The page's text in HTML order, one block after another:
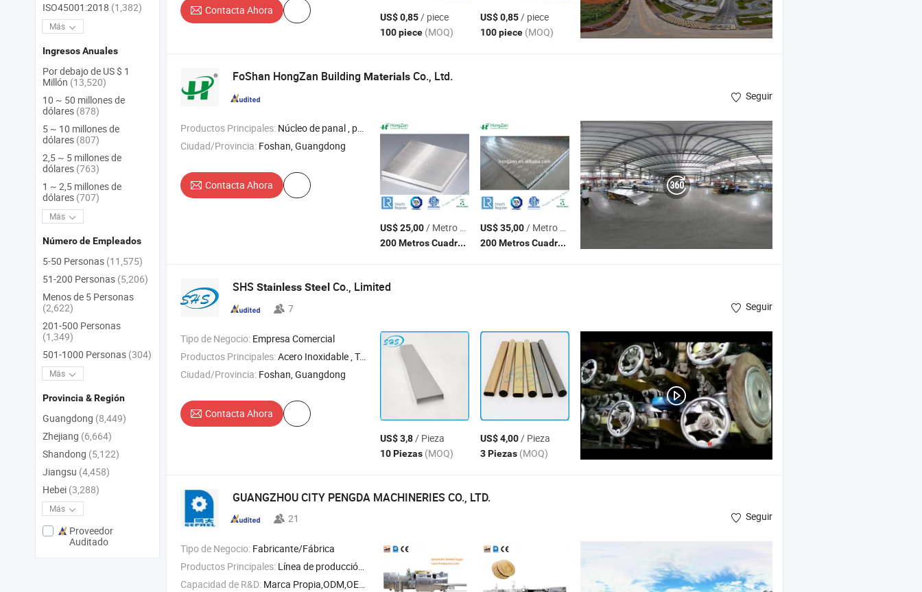
Contacta Ahora
US$ 0,85/ piece
100 piece (MOQ)
US$ 0,85/ piece
100 piece (MOQ)
FoShan HongZan Building Materials Co., Ltd.
Seguir
Productos Principales: Núcleo de panal , panel de panal , panel de panal de piedra , revestimiento de pared , techo de metal
Ciudad/Provincia: Foshan, Guangdong
Contacta Ahora
US$ 25,00/ Metro Cuadrado
200 Metros Cuadrados (MOQ)
US$ 35,00/ Metro Cuadrado
200 Metros Cuadrados
SHS Stainless Steel Co., Limited
7 Seguir
Tipo de Negocio: Empresa Comercial
Productos Principales:Acero Inoxidable , Tubos de Acero Inoxidable , Tuberías de Acero Inoxidable , Bobinas de Acero Inoxidable , Hojas de Acero Inoxidable
Ciudad/Provincia: Foshan, Guangdong
Contacta Ahora
US$ 3,8/ Pieza
10 Piezas (MOQ)
US$ 4,00/ Pieza
3 Piezas (MOQ)
GUANGZHOU CITY PENGDA MACHINERIES CO., LTD.
21 Seguir
Tipo de Negocio: Fabricante/Fábrica
Productos Principales: Línea de producción de conos de azúcar y cestas de waffle , línea de producción de conos de oblea
Capacidad de R&D: Marca Propia,ODM,OEM
ISO45001:2018 (1,382)
Más
Ingresos Anuales
Por debajo de US $ 1
Millón (13,520)
10 ~ 50 millones de
dólares (878)
5 ~ 10 millones de
dólares (807)
2,5 ~ 5 millones de
dólares (763)
1 ~ 2,5 millones de
dólares (707)
Más
Número de Empleados
5-50 Personas (11,575)
51-200 Personas (5,206)
Menos de 5 Personas
(2,622)
201-500 Personas
(1,349)
501-1000 Personas (304)
Más
Provincia & Región
Guangdong (8,449)
Zhejiang (6,664)
Shandong (5,122)
Jiangsu (4,458)
Hebei (3,288)
Más
Proveedor
Auditado